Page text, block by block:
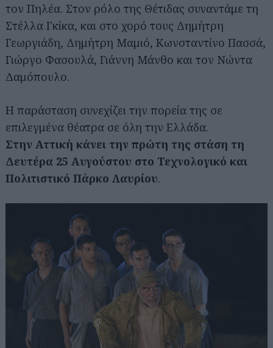
τον Πηλέα. Στον ρόλο της Θέτιδας συναντάμε τη
Στέλλα Γκίκα, και στο χορό τους Δημήτρη
Γεωργιάδη, Δημήτρη Μαμιό, Κωνσταντίνο Πασσά,
Γιώργο Φασουλά, Γιάννη Μάνθο και τον Νώντα
Δαμόπουλο.
Η παράσταση συνεχίζει την πορεία της σε
επιλεγμένα θέατρα σε όλη την Ελλάδα.
Στην Αττική κάνει την πρώτη της στάση τη
Δευτέρα 25 Αυγούστου στο Τεχνολογικό και
Πολιτιστικό Πάρκο Λαυρίου.